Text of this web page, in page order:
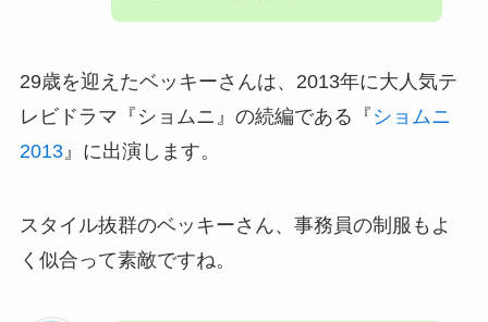
29歳を迎えたベッキーさんは、2013年に大人気テ
レビドラマ『ショムニ』の続編である『 ショムニ
2013』に出演します。
スタイル抜群のベッキーさん、事務員の制服もよ
く似合って素敵ですね。